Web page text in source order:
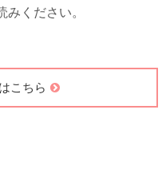
みください。
こちら